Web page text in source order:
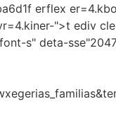
erflex
">t ediv
s" deta-